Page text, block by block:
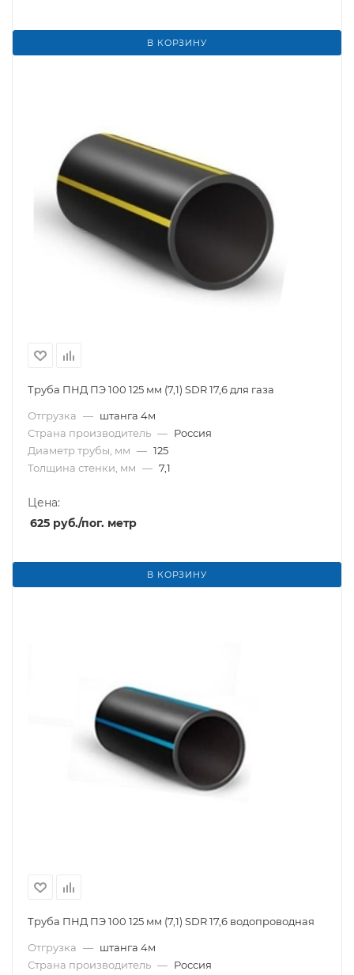
В КОРЗИНУ
Труба ПНД ПЭ 100 125 мм (7,1) SDR 17,6 для газа
Отгрузка — штанга 4м
Страна производитель — Россия
Диаметр трубы, мм — 125
Толщина стенки, мм — 7,1
Цена:
625 руб./пог. метр
В КОРЗИНУ
Труба ПНД ПЭ 100 125 мм (7,1) SDR 17,6 водопроводная
Отгрузка — штанга 4м
Страна производитель — Россия